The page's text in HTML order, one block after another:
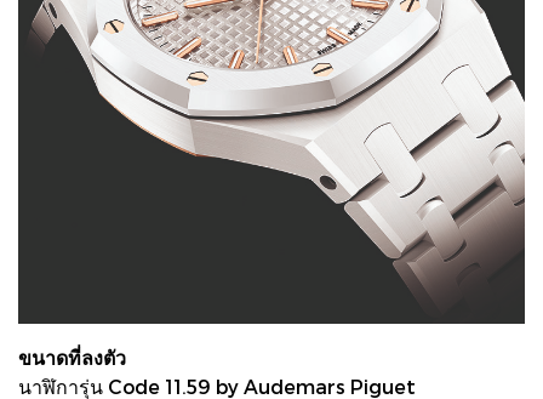
ขนาดที่ลงตัว
นาฬิการุ่น Code 11.59 by Audemars Piguet